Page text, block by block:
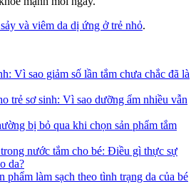
và viêm da dị ứng ở trẻ nhỏ.
Vì sao giảm số lần tắm chưa chắc đã là
trẻ sơ sinh: Vì sao dưỡng ẩm nhiều vẫn
bị bỏ qua khi chọn sản phẩm tắm
nước tắm cho bé: Điều gì thực sự
da?
phẩm làm sạch theo tình trạng da của bé